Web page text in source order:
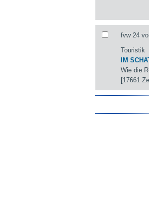
fvw 24
Touristik
IM
Wie die
[17661